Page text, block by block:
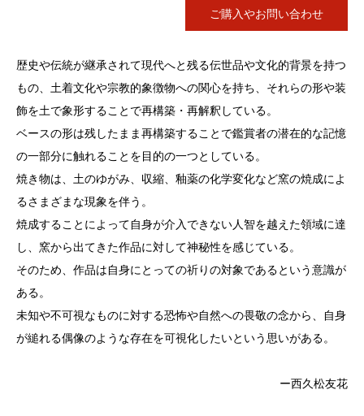
ご購入やお問い合わせ
歴史や伝統が継承されて現代へと残る伝世品や文化的背景を持つ
もの、土着文化や宗教的象徴物への関心を持ち、それらの形や装
飾を土で象形することで再構築・再解釈している。
ベースの形は残したまま再構築することで鑑賞者の潜在的な記憶
の一部分に触れることを目的の一つとしている。
焼き物は、土のゆがみ、収縮、釉薬の化学変化など窯の焼成によ
るさまざまな現象を伴う。
焼成することによって自身が介入できない人智を越えた領域に達
し、窯から出てきた作品に対して神秘性を感じている。
そのため、作品は自身にとっての祈りの対象であるという意識が
ある。
未知や不可視なものに対する恐怖や自然への畏敬の念から、自身
が縋れる偶像のような存在を可視化したいという思いがある。
ー西久松友花